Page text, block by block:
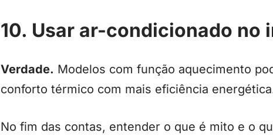
10. Usar ar-condicionado no
Verdade. Modelos com função aquecimento
conforto térmico com mais eficiência
No fim das contas, entender o que é mito e o